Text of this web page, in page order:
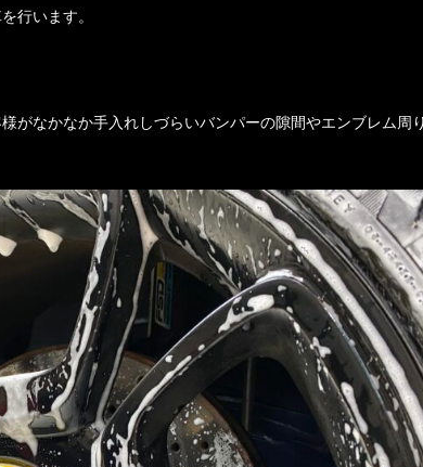
行います。
がなかなか手入れしづらいバンパーの隙間やエンブレム周